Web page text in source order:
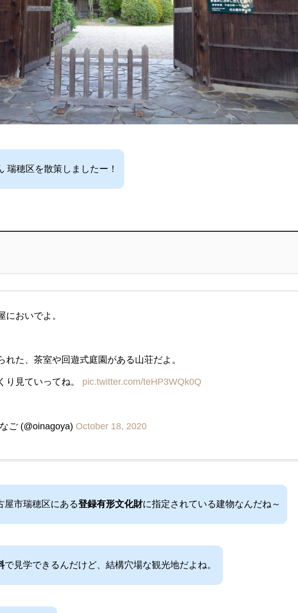
瑞穂区を散策しましたー！
おいでよ。
た、茶室や回遊式庭園がある山荘だよ。
り見ていってね。 pic.twitter.com/teHP3WQk0Q
ご (@oinagoya) October 18, 2020
屋市瑞穂区にある登録有形文化財に指定されている建物なんだね～
で見学できるんだけど、結構穴場な観光地だよね。